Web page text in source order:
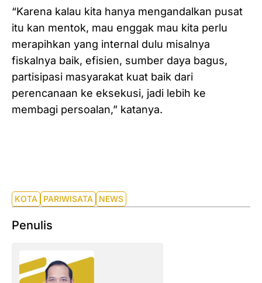
“Karena kalau kita hanya mengandalkan pusat
itu kan mentok, mau enggak mau kita perlu
merapihkan yang internal dulu misalnya
fiskalnya baik, efisien, sumber daya bagus,
partisipasi masyarakat kuat baik dari
perencanaan ke eksekusi, jadi lebih ke
membagi persoalan,” katanya.
KOTA PARIWISATA NEWS
Penulis